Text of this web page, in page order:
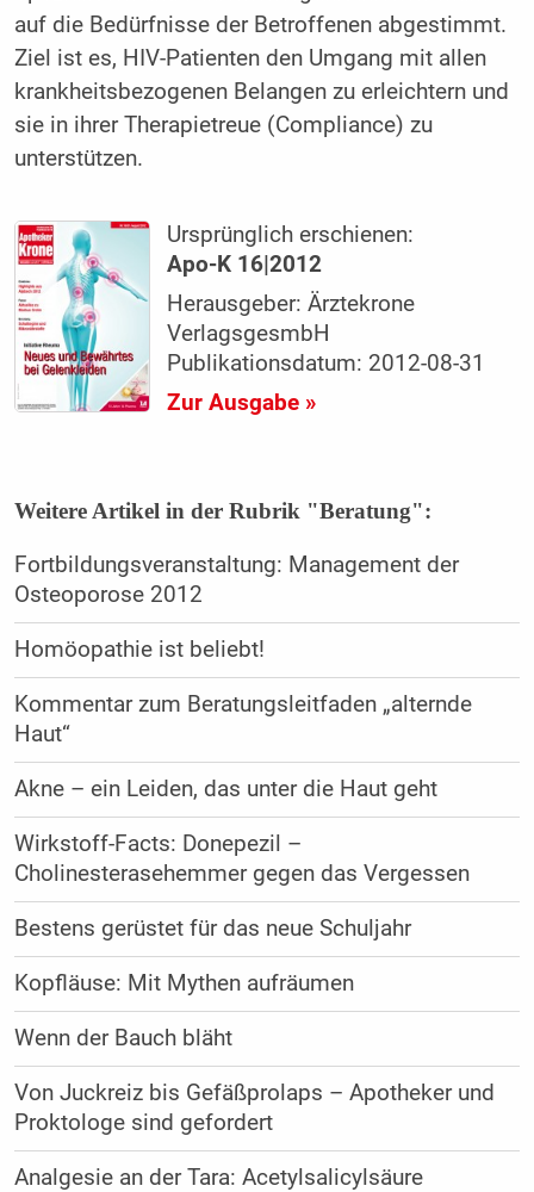
auf die Bedürfnisse der Betroffenen abgestimmt.
Ziel ist es, HIV-Patienten den Umgang mit allen
krankheitsbezogenen Belangen zu erleichtern und
sie in ihrer Therapietreue (Compliance) zu
unterstützen.
Ursprünglich erschienen:
Apo-K 16|2012
Herausgeber: Ärztekrone
VerlagsgesmbH
Publikationsdatum: 2012-08-31
Zur Ausgabe »
Weitere Artikel in der Rubrik "Beratung":
Fortbildungsveranstaltung: Management der
Osteoporose 2012
Homöopathie ist beliebt!
Kommentar zum Beratungsleitfaden „alternde
Haut“
Akne – ein Leiden, das unter die Haut geht
Wirkstoff-Facts: Donepezil –
Cholinesterasehemmer gegen das Vergessen
Bestens gerüstet für das neue Schuljahr
Kopfläuse: Mit Mythen aufräumen
Wenn der Bauch bläht
Von Juckreiz bis Gefäßprolaps – Apotheker und
Proktologe sind gefordert
Analgesie an der Tara: Acetylsalicylsäure